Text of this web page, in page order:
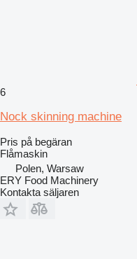
6
Nock skinning machine
Pris på begäran
Flåmaskin
Polen, Warsaw
ERY Food Machinery
Kontakta säljaren